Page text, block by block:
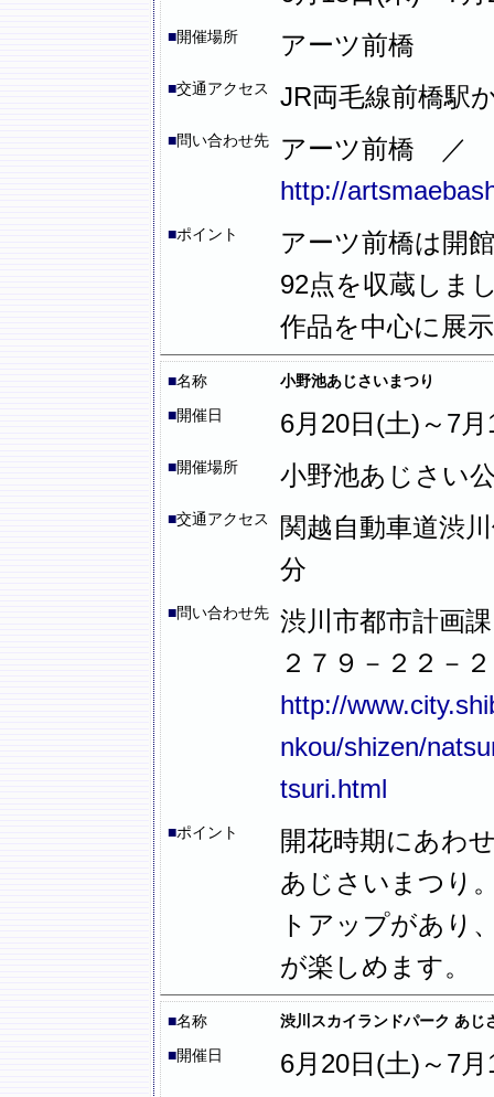
■開催場所 アーツ前橋
■交通アクセス JR両毛線前橋駅
■問い合わせ先
アーツ前橋 ／
http://
■ポイント
アーツ前橋は開
92点を収蔵しま
作品を中心に展
■名称
小野池あじさいまつり
■開催日 6月20日(土)～7
■開催場所 小野池あじさい
■交通アクセス
関越自動車道渋
分
■問い合わせ先
渋川市都市計
２７９－２２－
http://
nkou/shizen/
tsuri.html
■ポイント
開花時期にあわ
あじさいまつり
トアップがあり
が楽しめます。
■名称
渋川スカイランドパーク あじ
■開催日 6月20日(土)～7